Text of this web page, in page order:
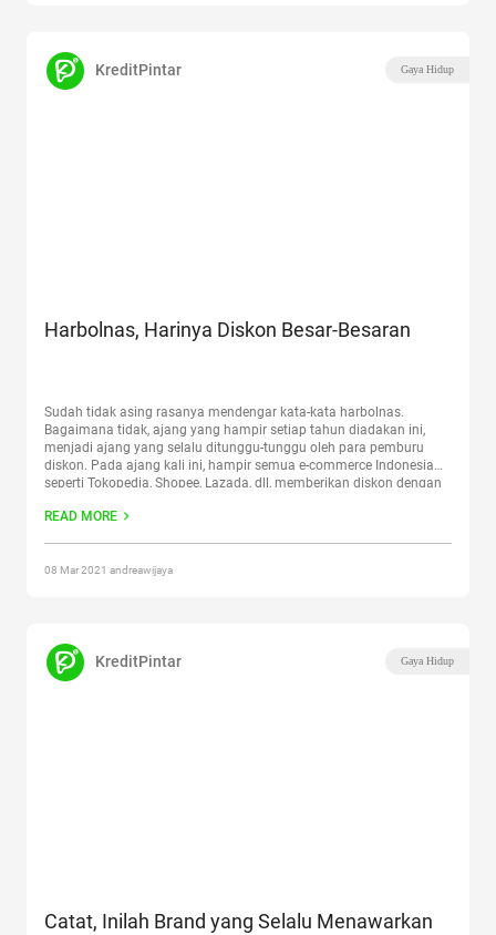
KreditPintar Gaya Hidup
Harbolnas, Harinya Diskon Besar-Besaran
Sudah tidak asing rasanya mendengar kata-kata harbolnas.
Bagaimana tidak, ajang yang hampir setiap tahun diadakan ini,
menjadi ajang yang selalu ditunggu-tunggu oleh para pemburu
diskon. Pada ajang kali ini, hampir semua e-commerce Indonesia
seperti Tokopedia, Shopee, Lazada, dll, memberikan diskon dengan
singkatan kata dari Hari Belanja Nasional.
READ MORE
08 Mar 2021 andreawijaya
KreditPintar Gaya Hidup
Catat, Inilah Brand yang Selalu Menawarkan